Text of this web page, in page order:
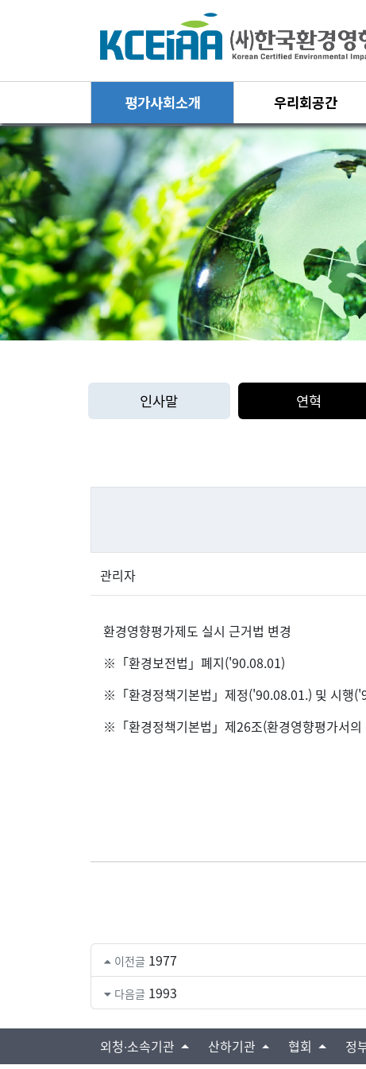
평가사회소개 우리회공간
인사말 연혁
관리자
환경영향평가제도 실시 근거법 변경
※「환경보전법」폐지('90.08.01)
※「환경정책기본법」제정('90.08.01.) 및 시행
※「환경정책기본법」제26조(환경영향평가서
이전글 1977
다음글 1993
외청∙소속기관 산하기관 협회 정